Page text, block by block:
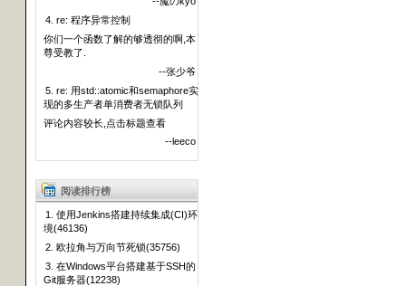
4. re: 程序异常控制
你们一个函数了解的够透彻的啊,本
尊受教了.
--张少爷
5. re: 用std::atomic和semaphore实
现的多生产者单消费者无锁队列
评论内容较长,点击标题查看
--leeco
阅读排行榜
1. 使用Jenkins搭建持续集成(CI)环
境(46136)
2. 欧拉角与万向节死锁(35756)
3. 在Windows平台搭建基于SSH的
Git服务器(12238)